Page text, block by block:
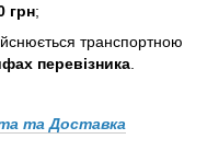
грн;
транспортною
перевізника
та Доставка